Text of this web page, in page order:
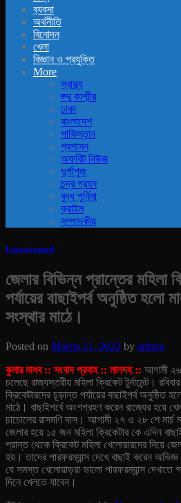
ব‍্যবসা
অর্থনীতি
বিনোদন
খেলা
বিজ্ঞান ও প্রযুক্তি
More
স্বাস্থ্য
জ্ম্মু কাশ্মীর
ঢাকা
বাংলাদেশ
পাকিস্তান
প্রশাসন
অফবিট নিউজ
দুর্গাপূজ
চন্দ্র গ্রহন
বুদ্ধ পূর্নিমা
ক্রাইম
সম্পাদকীয়
Uncategorized
জেলার বিভিন্ন প্রান্তের মহিলা
পর্যায়ের বাছাইপর্ব অনুষ্ঠিত হলো
সংস্থার মাঠে।
Posted on March 21, 2022 by admin
কুমার মাধব :: সংবাদ প্রবাহ :: মালদহ :: আগামী
চলেছে রাজ্যস্তরীয় মহিলা ক্রিকেট টুর্নামেন্ট।
ক্রিকেটারদের চূড়ান্ত পর্যায়ের বাছাইপর্ব অনুষ্ঠিত
মাঠে। বাছাইপর্বে অংশগ্রহণ করেন রাজ্যের হয়ে
চাচোলের রাসমণি দাস। আগামী ২৭ ও ২৮ শে মার্চ
জেলার হয়ে ১৫ জন মহিলা ক্রিকেটার কে এদিন
প্রান্ত থেকে ক্রিকেট মহিলা খেলোয়ারদের নিয়ে
হয়। তাদের পারফরম্যান্স দেখে বাছাই করেন অভিজ্ঞ
যে সমস্ত খেলোয়াড়রা ভালো পারফরম্যান্স দেখাতে
দিনে খেলতে যাবেন।